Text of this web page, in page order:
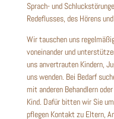
Sprach- und
Redeflusses, des Hörens
Wir tauschen uns
voneinander und
uns anvertrauten Kindern,
uns wenden. Bei Bedarf
mit anderen Behandlern
Kind. Dafür bitten wir Sie
pflegen Kontakt zu Eltern,